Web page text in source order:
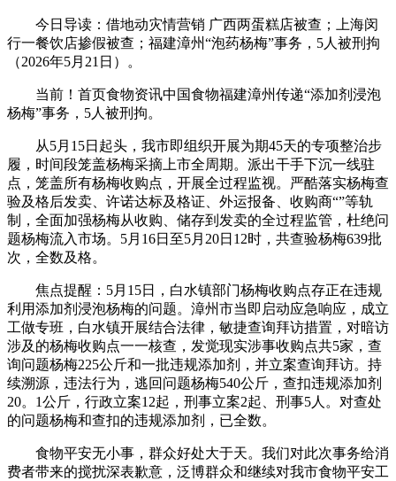
今日导读：借地动灾情营销 广西两蛋糕店被查；上海闵
行一餐饮店掺假被查；福建漳州“泡药杨梅”事务，5人被刑拘
（2026年5月21日）。
当前！首页食物资讯中国食物福建漳州传递“添加剂浸泡
杨梅”事务，5人被刑拘。
从5月15日起头，我市即组织开展为期45天的专项整治步
履，时间段笼盖杨梅采摘上市全周期。派出干手下沉一线驻
点，笼盖所有杨梅收购点，开展全过程监视。严酷落实杨梅查
验及格后发卖、许诺达标及格证、外运报备、收购商“”等轨
制，全面加强杨梅从收购、储存到发卖的全过程监管，杜绝问
题杨梅流入市场。5月16日至5月20日12时，共查验杨梅639批
次，全数及格。
焦点提醒：5月15日，白水镇部门杨梅收购点存正在违规
利用添加剂浸泡杨梅的问题。漳州市当即启动应急响应，成立
工做专班，白水镇开展结合法律，敏捷查询拜访措置，对暗访
涉及的杨梅收购点一一核查，发觉现实涉事收购点共5家，查
询问题杨梅225公斤和一批违规添加剂，并立案查询拜访。持
续溯源，违法行为，逃回问题杨梅540公斤，查扣违规添加剂
20。1公斤，行政立案12起，刑事立案2起、刑事5人。对查处
的问题杨梅和查扣的违规添加剂，已全数。
食物平安无小事，群众好处大于天。我们对此次事务给消
费者带来的搅扰深表歉意，泛博群众和继续对我市食物平安工